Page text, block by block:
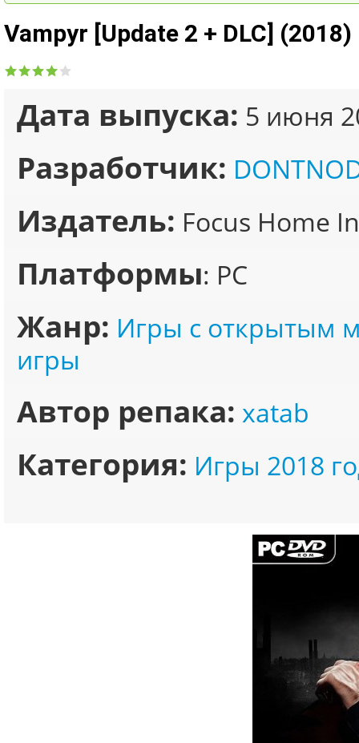
Vampyr [Update 2 + DLC]
Дата выпуска: 5 июня
Разработчик:
Издатель: Focus Home
Платформы: PC
Жанр: Игры с открытым
игры
Автор репака: xatab
Категория: Игры 2018